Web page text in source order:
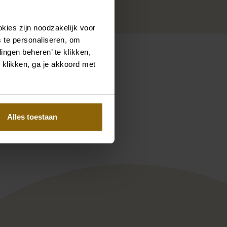
zijn noodzakelijk voor
personaliseren, om
beheren’ te klikken,
klikken, ga je akkoord met
Alles toestaan
Hemilly
Pinterest
Enzoani Blue collection Ulani-